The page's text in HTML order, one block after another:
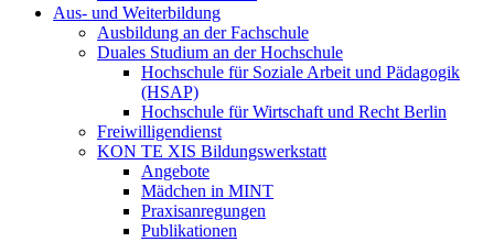
Aus- und Weiterbildung
Ausbildung an der Fachschule
Duales Studium an der Hochschule
Hochschule für Soziale Arbeit und Pädagogik
(HSAP)
Hochschule für Wirtschaft und Recht Berlin
Freiwilligendienst
KON TE XIS Bildungswerkstatt
Angebote
Mädchen in MINT
Praxisanregungen
Publikationen